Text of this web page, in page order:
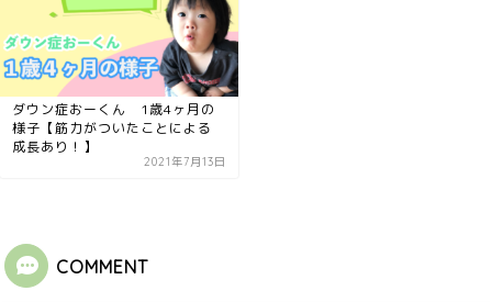
ダウン症おーくん 1歳4ヶ月の
様子【筋力がついたことによる
成長あり！】
2021年7月13日
COMMENT